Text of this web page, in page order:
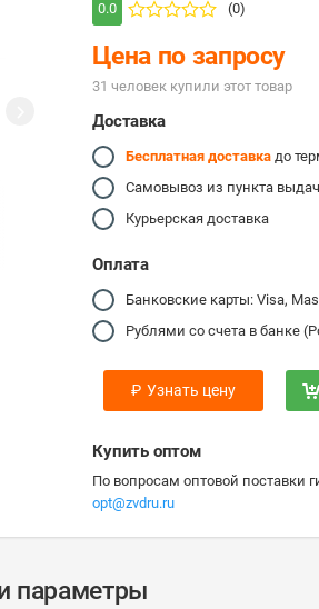
0.0 (0)
Цена по запросу
31 человек купили этот товар
Доставка
Бесплатная доставка до
Самовывоз из пункта
Курьерская доставка
Оплата
Банковские карты: Visa,
Рублями со счета в банке
₽ Узнать цену
Купить оптом
По вопросам оптовой поставки
opt@zvdru.ru
параметры